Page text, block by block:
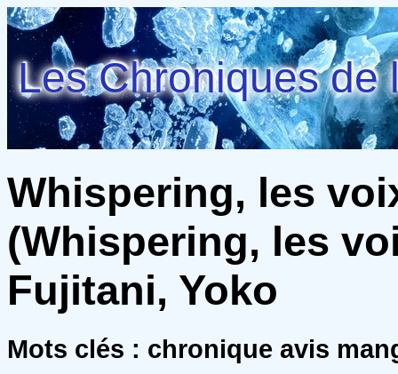
Les Chroniques de
Whispering, les
(Whispering, les
Fujitani, Yoko
Mots clés : chronique avis